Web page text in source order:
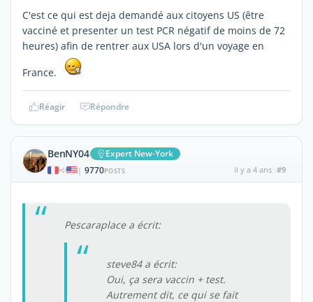
C'est ce qui est deja demandé aux citoyens US (être
vacciné et presenter un test PCR négatif de moins de 72
heures) afin de rentrer aux USA lors d'un voyage en
France.
Réagir Répondre
BenNY04 Expert New-York
| 9770POSTS il y a 4 ans #9
Pescaraplace a écrit:
steve84 a écrit:
Oui, ça sera vaccin + test.
Autrement dit, ce qui se fait